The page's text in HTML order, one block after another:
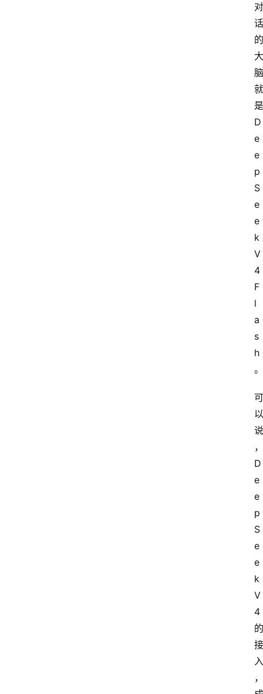
对
话
的
大
脑
就
是
D
e
e
p
S
e
e
k
V
4
F
l
a
s
h
。
可
以
说
，
D
e
e
p
S
e
e
k
V
4
的
接
入
，